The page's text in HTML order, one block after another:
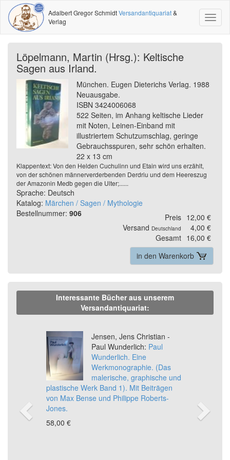
Adalbert Gregor SchmidtVersandantiquariat&
Verlag
Löpelmann, Martin (Hrsg.): Keltische
Sagen aus Irland.
München. Eugen Dieterichs Verlag. 1988
Neuausgabe.
ISBN 3424006068
522 Seiten, im Anhang keltische Lieder
mit Noten, Leinen-Einband mit
illustriertem Schutzumschlag, geringe
Gebrauchsspuren, sehr schön erhalten.
22 x 13 cm
Klappentext: Von den Helden Cuchulinn und Etain wird uns erzählt,
von der schönen männerverderbenden Derdriu und dem Heereszug
der Amazonin Medb gegen die Ulter;......
Sprache: Deutsch
Katalog: Märchen / Sagen / Mythologie
Bestellnummer: 906 Preis 12,00 €
Versand Deutschland
4,00 €
Gesamt 16,00 €
in den Warenkorb
Interessante Bücher aus unserem
Versandantiquariat:
Jensen, Jens Christian -
Paul Wunderlich: Paul
Wunderlich. Eine
Werkmonographie. (Das
malerische, graphische und
plastische Werk Band 1). Mit Beiträgen
von Max Bense und Philippe Roberts-
Jones.
58,00 €
Previous